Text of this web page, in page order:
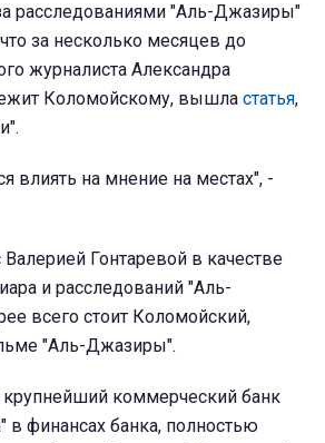
расследованиями "Аль-Джазиры"
за несколько месяцев до
журналиста Александра
Коломойскому, вышла статья,
влиять на мнение на местах", -
Гонтаревой в качестве
и расследований "Аль-
всего стоит Коломойский,
"Аль-Джазиры".
крупнейший коммерческий банк
финансах банка, полностью